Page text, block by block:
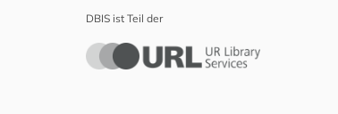
DBIS ist Teil der